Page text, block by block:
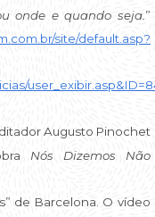
onde e quando seja. ”
site/default.asp?
Augusto Pinochet
Nós Dizemos Não
de Barcelona. O vídeo